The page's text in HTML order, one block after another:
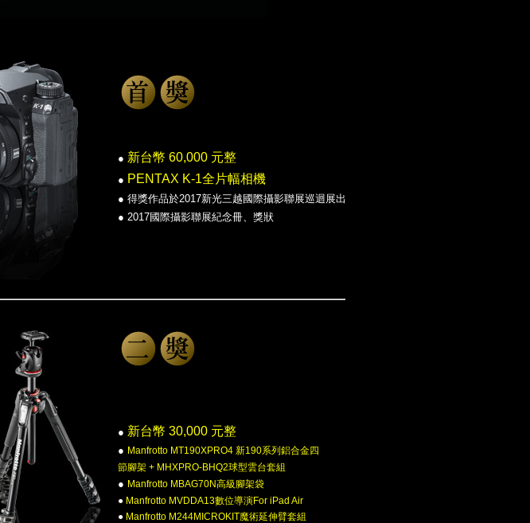
● 新台幣 60,000 元整
● PENTAX K-1全片幅相機
● 得獎作品於2017新光三越國際攝影聯展巡迴展出
● 2017國際攝影聯展紀念冊、獎狀
● 新台幣 30,000 元整
● Manfrotto MT190XPRO4 新190系列鋁合金四
節腳架 + MHXPRO-BHQ2球型雲台套組
● Manfrotto MBAG70N高級腳架袋
● Manfrotto MVDDA13數位導演For iPad Air
● Manfrotto M244MICROKIT魔術延伸臂套組